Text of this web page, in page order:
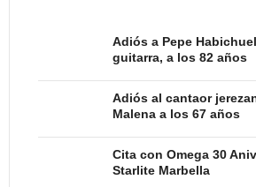
Adiós a Pepe
guitarra, a los 82 años
Adiós al cantaor
Malena a los 67 años
Cita con Omega 30
Starlite Marbella